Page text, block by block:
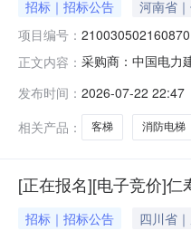
招标｜招标公告 河南省
项目编号： 210030502160870
正文内容： 采购商：中国电力
号物料编码物料名
发布时间： 2026-07-22 22:47
相关产品：
客梯 消防电梯
[正在报名][电子竞价]
招标｜招标公告 四川省